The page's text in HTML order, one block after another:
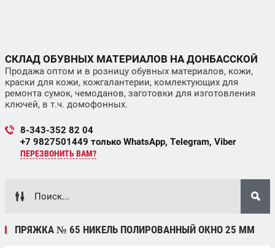
СКЛАД ОБУВНЫХ МАТЕРИАЛОВ НА ДОНБАССКОЙ
Продажа оптом и в розницу обувных материалов, кожи,
краски для кожи, кожгалантерии, комлектующих для
ремонта сумок, чемоданов, заготовки для изготовления
ключей, в т.ч. домофонных.
8-343-352 82 04
+7 9827501449 только WhatsApp, Telegram, Viber
ПЕРЕЗВОНИТЬ ВАМ?
ПРЯЖКА № 65 НИКЕЛЬ ПОЛИРОВАННЫЙ ОКНО 25 ММ